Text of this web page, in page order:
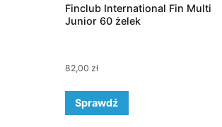
Finclub International Fin Multi
Junior 60 żelek
82,00 zł
Sprawdź